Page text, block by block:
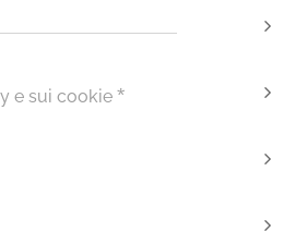
e sui cookie